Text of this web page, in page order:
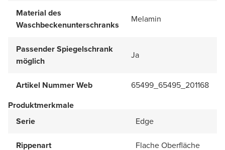
Material des
Waschbeckenunterschranks
Melamin
Passender Spiegelschrank
möglich
Ja
Artikel Nummer Web
65499_65495_201168
Produktmerkmale
Serie
Edge
Rippenart Flache Oberfläche